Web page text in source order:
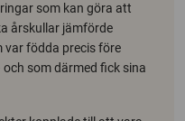
som kan göra att
årskullar jämförde
födda precis före
som därmed fick sina